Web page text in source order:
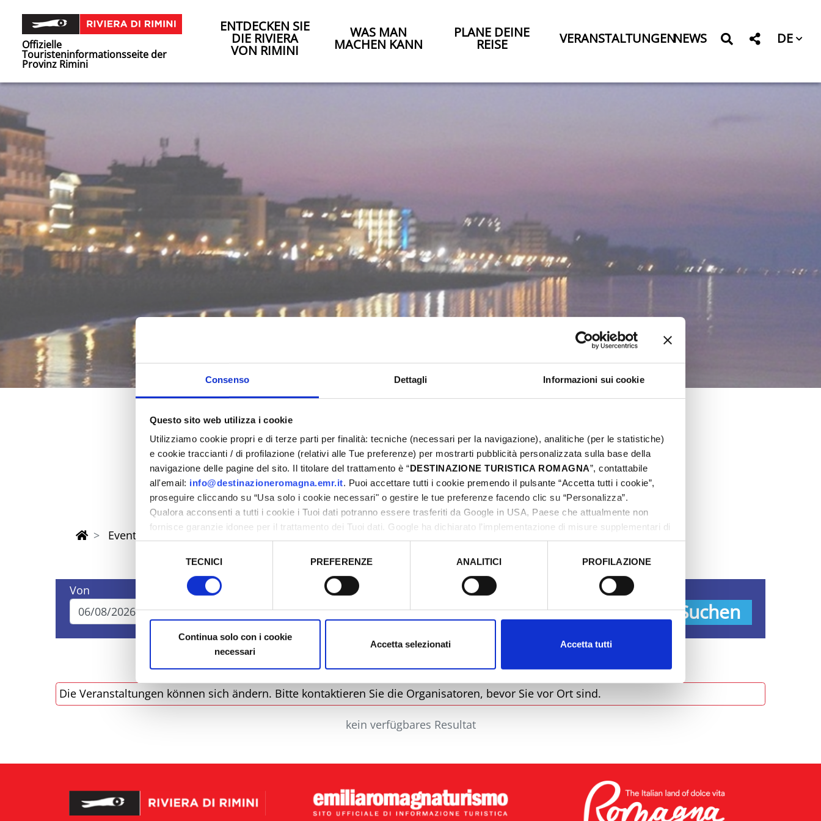
Consenso Dettagli Informazioni sui cookie
Questo sito web utilizza i cookie
Utilizziamo cookie propri e di terze parti per finalità: tecniche (necessari per la navigazione), analitiche (per le statistiche)
e cookie traccianti / di profilazione (relativi alle Tue preferenze) per mostrarti pubblicità personalizzata sulla base della
navigazione delle pagine del sito. Il titolare del trattamento è “DESTINAZIONE TURISTICA ROMAGNA”, contattabile
all'email: info@destinazioneromagna.emr.it. Puoi accettare tutti i cookie premendo il pulsante “Accetta tutti i cookie”,
proseguire cliccando su “Usa solo i cookie necessari" o gestire le tue preferenze facendo clic su “Personalizza”.
Qualora acconsenti a tutti i cookie i Tuoi dati potranno essere trasferiti da Google in USA, Paese che attualmente non
fornisce garanzie idonee per il trattamento dei Tuoi dati. Google ha dichiarato l’implementazione di misure supplementari di
sicurezza a Tutela dei navigatori, che abbiamo valutato essere sufficienti.
TECNICI PREFERENZE ANALITICI PROFILAZIONE
Continua solo con i cookie
necessari
Accetta selezionati Accetta tutti
Offizielle
Touristeninformationsseite der
Provinz Rimini
ENTDECKEN SIE
DIE RIVIERA
VON RIMINI
WAS MAN
MACHEN KANN
PLANE DEINE
REISE VERANSTALTUNGENNEWS DE
Feder 2025
in der Provinz Rimini
Eventi Primavera 2025
Eventi di Primavera Riviera Rimini
Von Bis Stadt
Suchen
Die Veranstaltungen können sich ändern. Bitte kontaktieren Sie die Organisatoren, bevor Sie vor Ort sind.
kein verfügbares Resultat